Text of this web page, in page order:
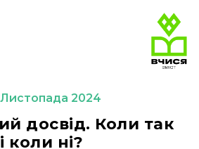
2024
досвід. Коли так
і коли ні?